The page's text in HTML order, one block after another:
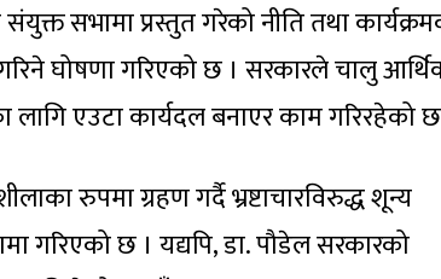
सभामा प्रस्तुत गरेको नीति तथा
घोषणा गरिएको छ । सरकारले चालु
लागि एउटा कार्यदल बनाएर काम गरिरहेको
रुपमा ग्रहण गर्दै भ्रष्टाचारविरुद्ध शून्य
गरिएको छ । यद्यपि, डा. पौडेल सरकारको